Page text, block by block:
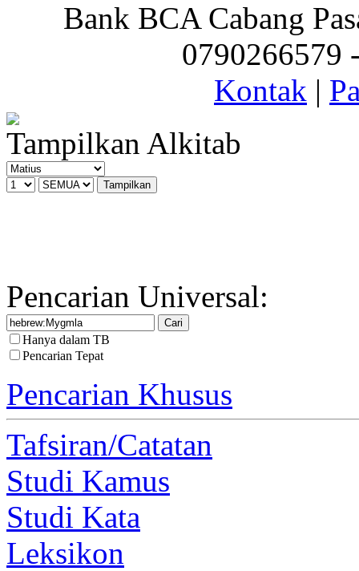
Bank BCA Cabang
0790266579
Kontak |
Tampilkan Alkitab
Pencarian Universal:
Hanya dalam TB
Pencarian Tepat
Pencarian Khusus
Tafsiran/Catatan
Studi Kamus
Studi Kata
Leksikon